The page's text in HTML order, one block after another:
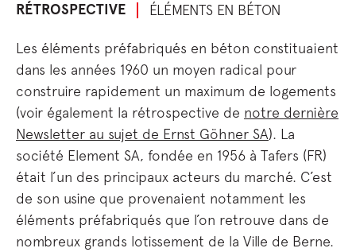
RÉTROSPECTIVE ÉLÉMENTS EN BÉTON
Les éléments préfabriqués en béton constituaient
dans les années 1960 un moyen radical pour
construire rapidement un maximum de logements
(voir également la rétrospective de notre dernière
Newsletter au sujet de Ernst Göhner SA). La
société Element SA, fondée en 1956 à Tafers (FR)
était l’un des principaux acteurs du marché. C’est
de son usine que provenaient notamment les
éléments préfabriqués que l’on retrouve dans de
nombreux grands lotissement de la Ville de Berne.